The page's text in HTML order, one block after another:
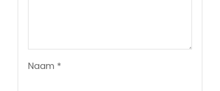
Naam *